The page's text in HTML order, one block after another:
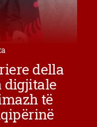
della
digjitale
të